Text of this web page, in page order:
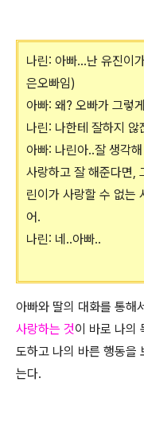
나린: 아빠...난 유진이
은오빠임)
아빠: 왜? 오빠가 그렇
나린: 나한테 잘하지
아빠: 나린아..잘 생각
사랑하고 잘 해준다면,
린이가 사랑할 수 없는
어.
나린: 네..아빠..
아빠와 딸의 대화를 통해
사랑하는 것이 바로 나의
도하고 나의 바른 행동을
는다.